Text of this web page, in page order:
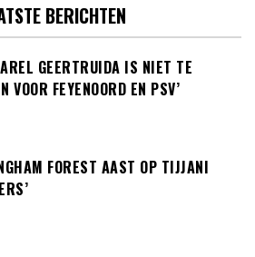
BERICHTEN
GEERTRUIDA IS NIET TE
VOOR FEYENOORD EN PSV’
FOREST AAST OP TIJJANI